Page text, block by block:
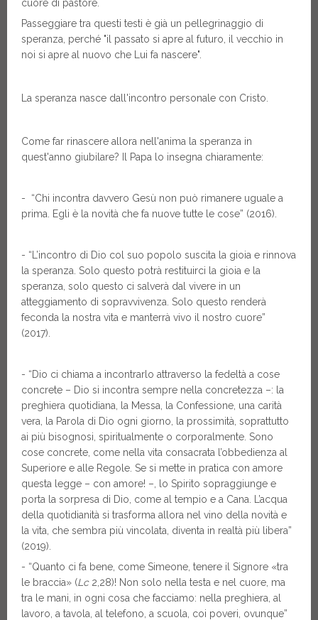
cuore di pastore.
Passeggiare tra questi testi è già un pellegrinaggio di
speranza, perché "il passato si apre al futuro, il vecchio in
noi si apre al nuovo che Lui fa nascere".
La speranza nasce dall'incontro personale con Cristo.
Come far rinascere allora nell'anima la speranza in
quest'anno giubilare? Il Papa lo insegna chiaramente:
- “Chi incontra davvero Gesù non può rimanere uguale a
prima. Egli è la novità che fa nuove tutte le cose” (2016).
- “L’incontro di Dio col suo popolo suscita la gioia e rinnova
la speranza. Solo questo potrà restituirci la gioia e la
speranza, solo questo ci salverà dal vivere in un
atteggiamento di sopravvivenza. Solo questo renderà
feconda la nostra vita e manterrà vivo il nostro cuore”
(2017).
- “Dio ci chiama a incontrarlo attraverso la fedeltà a cose
concrete – Dio si incontra sempre nella concretezza –: la
preghiera quotidiana, la Messa, la Confessione, una carità
vera, la Parola di Dio ogni giorno, la prossimità, soprattutto
ai più bisognosi, spiritualmente o corporalmente. Sono
cose concrete, come nella vita consacrata l’obbedienza al
Superiore e alle Regole. Se si mette in pratica con amore
questa legge – con amore! –, lo Spirito sopraggiunge e
porta la sorpresa di Dio, come al tempio e a Cana. L’acqua
della quotidianità si trasforma allora nel vino della novità e
la vita, che sembra più vincolata, diventa in realtà più libera”
(2019).
- “Quanto ci fa bene, come Simeone, tenere il Signore «tra
le braccia» (Lc2,28)! Non solo nella testa e nel cuore, ma
tra le mani, in ogni cosa che facciamo: nella preghiera, al
lavoro, a tavola, al telefono, a scuola, coi poveri, ovunque”